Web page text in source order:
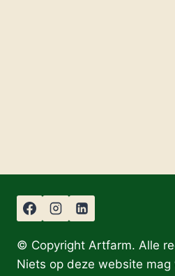
© Copyright Artfarm. Alle
Niets op deze website mag